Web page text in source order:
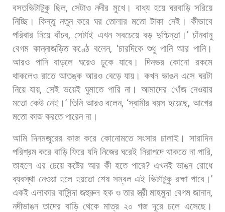
বসতভিটাটুকু ছিল,সেটাও নদীর মুখে। বাধ্য হয়ে ঘরবাড়ি সরিয়ে
নিচ্ছি। কিন্তু নতুন করে ঘর তোলার মতো টাকা নেই। কীভাবে
পরিবার নিয়ে বাঁচব,সেটাই এখন সবচেয়ে বড় দুশ্চিন্তা।’ চাঁনবানু
বেগম কান্নাজড়িত কণ্ঠে বলেন, ‘চারদিকে শুধু পানি আর পানি।
আরও পানি বাড়লে ঘরেও ঢুকে যাবে। দিনভর কোনো রকমে
থাকলেও রাতে আতঙ্ক আরও বেড়ে যায়। কখন ভাঙন এসে ঘরটা
নিয়ে যায়, সেই ভয়েই ঘুমাতে পারি না। আমাদের খোঁজ নেওয়ার
মতো কেউ নেই।’ তিনি আরও বলেন, ‘স্বামীর বয়স হয়েছে,আগের
মতো কাজ করতে পারেন না।
আমি দিনমজুরের কাজ করে কোনোমতে সংসার চালাই। সারাদিন
পরিশ্রম করে বাড়ি ফিরে যদি নিজের ঘরেই নিরাপদে থাকতে না পারি,
তাহলে এর চেয়ে কষ্টের আর কী হতে পারে? এখনই ভাঙন রোধে
ব্যবস্থা নেওয়া হলে হয়তো শেষ সম্বল এই ভিটাটুকু রক্ষা পাবে।’
একই এলাকার বাসিন্দা জহুরুল হক ও তার স্ত্রী মাহমুদা বেগম জানান,
নদীভাঙন তাদের বাড়ি থেকে মাত্র ২০ গজ দূরে চলে এসেছে।